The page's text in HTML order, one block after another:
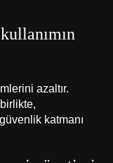
azaltır.
katmanı